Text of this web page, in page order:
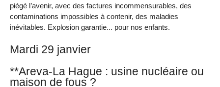
piégé l’avenir, avec des factures incommensurables, des
contaminations impossibles à contenir, des maladies
inévitables. Explosion garantie... pour nos enfants.
Mardi 29 janvier
**Areva-La Hague : usine nucléaire ou
maison de fous ?